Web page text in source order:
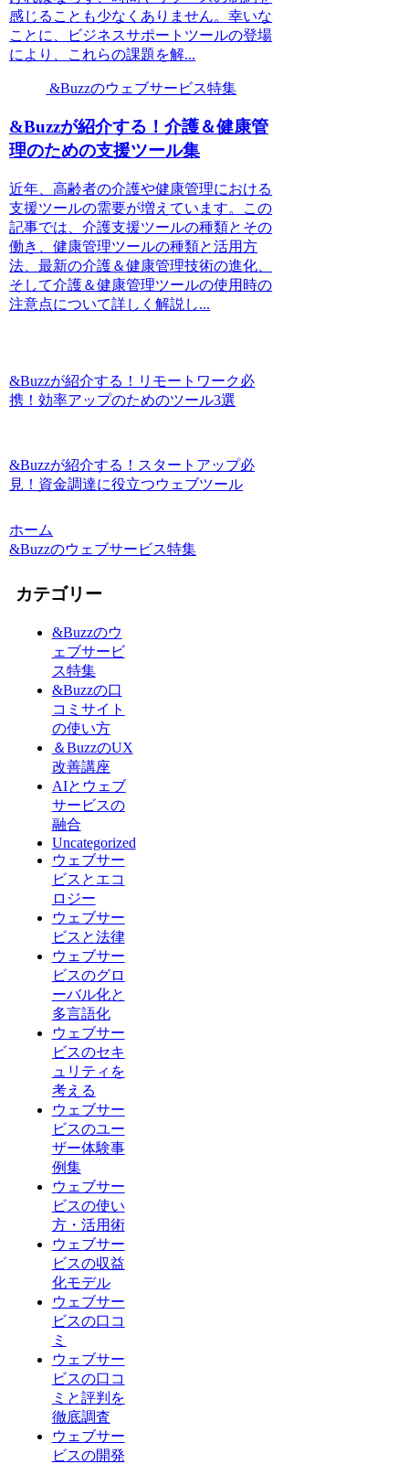
感じることも少なくありません。幸いな
ことに、ビジネスサポートツールの登場
により、これらの課題を解...
&Buzzのウェブサービス特集
&Buzzが紹介する！介護＆健康管
理のための支援ツール集
近年、高齢者の介護や健康管理における
支援ツールの需要が増えています。この
記事では、介護支援ツールの種類とその
働き、健康管理ツールの種類と活用方
法、最新の介護＆健康管理技術の進化、
そして介護＆健康管理ツールの使用時の
注意点について詳しく解説し...
&Buzzが紹介する！リモートワーク必
携！効率アップのためのツール3選
&Buzzが紹介する！スタートアップ必
見！資金調達に役立つウェブツール
ホーム
&Buzzのウェブサービス特集
カテゴリー
&Buzzのウ
ェブサービ
ス特集
&Buzzの口
コミサイト
の使い方
＆BuzzのUX
改善講座
AIとウェブ
サービスの
融合
Uncategorized
ウェブサー
ビスとエコ
ロジー
ウェブサー
ビスと法律
ウェブサー
ビスのグロ
ーバル化と
多言語化
ウェブサー
ビスのセキ
ュリティを
考える
ウェブサー
ビスのユー
ザー体験事
例集
ウェブサー
ビスの使い
方・活用術
ウェブサー
ビスの収益
化モデル
ウェブサー
ビスの口コ
ミ
ウェブサー
ビスの口コ
ミと評判を
徹底調査
ウェブサー
ビスの開発